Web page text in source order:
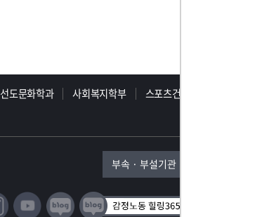
선도문화학과 사회복지학부
스포츠건강학부
부속 · 부설기관